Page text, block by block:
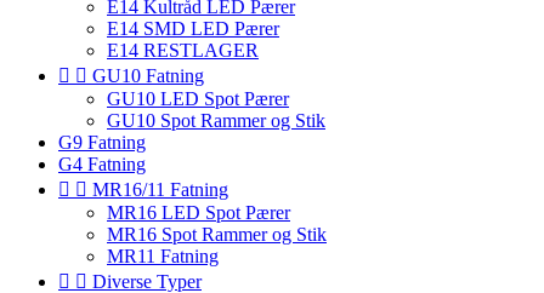
E14 Kultråd LED Pærer
E14 SMD LED Pærer
E14 RESTLAGER
  GU10 Fatning
GU10 LED Spot Pærer
GU10 Spot Rammer og Stik
G9 Fatning
G4 Fatning
  MR16/11 Fatning
MR16 LED Spot Pærer
MR16 Spot Rammer og Stik
MR11 Fatning
  Diverse Typer